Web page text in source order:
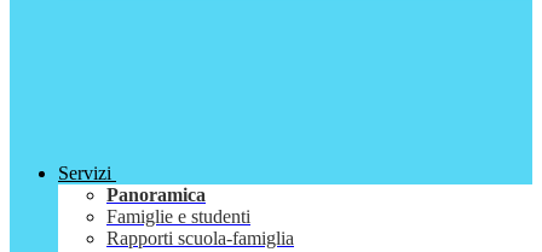
Servizi
Panoramica
Famiglie e studenti
Rapporti scuola-famiglia